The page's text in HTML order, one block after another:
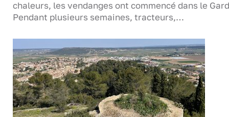
chaleurs, les vendanges ont commencé dans le
Pendant plusieurs semaines, tracteurs,…